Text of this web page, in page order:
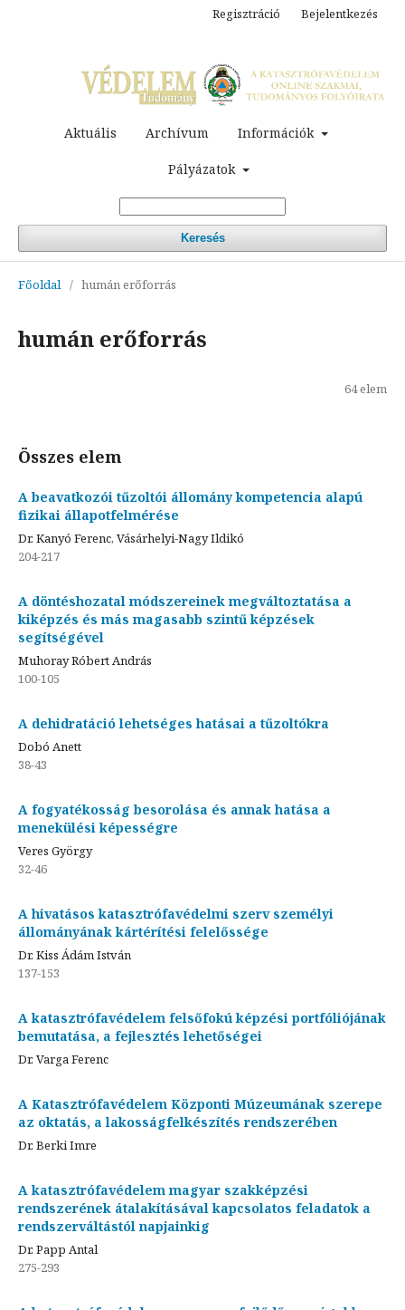
Aktuális Archívum Információk
Pályázatok
Keresés
Regisztráció Bejelentkezés
Főoldal / humán erőforrás
humán erőforrás
64 elem
Összes elem
A beavatkozói tűzoltói állomány kompetencia alapú
fizikai állapotfelmérése
Dr. Kanyó Ferenc, Vásárhelyi-Nagy Ildikó
204-217
A döntéshozatal módszereinek megváltoztatása a
kiképzés és más magasabb szintű képzések
segítségével
Muhoray Róbert András
100-105
A dehidratáció lehetséges hatásai a tűzoltókra
Dobó Anett
38-43
A fogyatékosság besorolása és annak hatása a
menekülési képességre
Veres György
32-46
A hivatásos katasztrófavédelmi szerv személyi
állományának kártérítési felelőssége
Dr. Kiss Ádám István
137-153
A katasztrófavédelem felsőfokú képzési portfóliójának
bemutatása, a fejlesztés lehetőségei
Dr. Varga Ferenc
A Katasztrófavédelem Központi Múzeumának szerepe
az oktatás, a lakosságfelkészítés rendszerében
Dr. Berki Imre
A katasztrófavédelem magyar szakképzési
rendszerének átalakításával kapcsolatos feladatok a
rendszerváltástól napjainkig
Dr. Papp Antal
275-293